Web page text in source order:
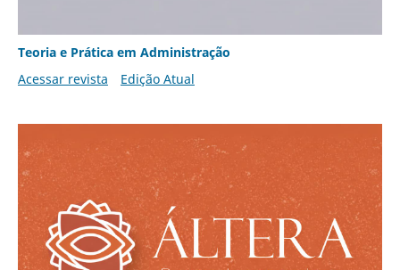
Teoria e Prática em Administração
Acessar revista
Edição Atual